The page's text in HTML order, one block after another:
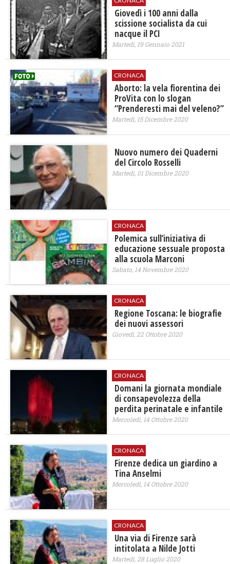
Giovedì i 100 anni dalla
scissione socialista da cui
nacque il PCI
Martedì, 19 Gennaio 2021
CRONACA
Aborto: la vela fiorentina dei
ProVita con lo slogan
“Prenderesti mai del veleno?”
Martedì, 15 Dicembre 2020
Nuovo numero dei Quaderni
del Circolo Rosselli
Martedì, 01 Dicembre 2020
CRONACA
Polemica sull’iniziativa di
educazione sessuale proposta
alla scuola Marconi
Sabato, 14 Novembre 2020
CRONACA
Regione Toscana: le biografie
dei nuovi assessori
Giovedì, 22 Ottobre 2020
CRONACA
Domani la giornata mondiale
di consapevolezza della
perdita perinatale e infantile
Mercoledì, 14 Ottobre 2020
CRONACA
Firenze dedica un giardino a
Tina Anselmi
Mercoledì, 14 Ottobre 2020
CRONACA
Una via di Firenze sarà
intitolata a Nilde Jotti
Martedì, 28 Luglio 2020